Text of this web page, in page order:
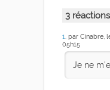
3 réactions
1. par Cinabre,
05h15
Je ne